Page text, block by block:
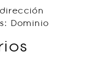
Dominio